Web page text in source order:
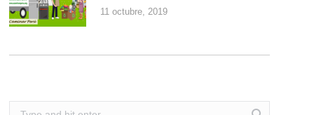
11 octubre, 2019
Search: